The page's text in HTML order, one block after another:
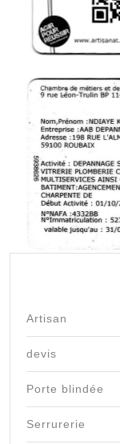
Artisan
devis
Porte blindée
Serrurerie